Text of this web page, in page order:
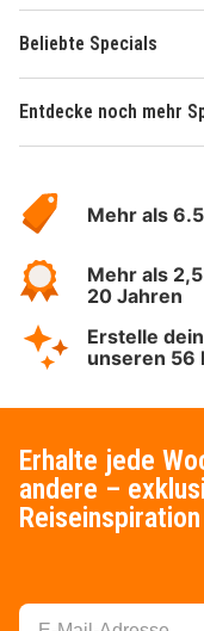
Beliebte Specials
Entdecke noch mehr
Hotelspecials
Mehr als
Mehr als
20 Jahren
Erstelle
unseren 56
Erhalte jede
andere –